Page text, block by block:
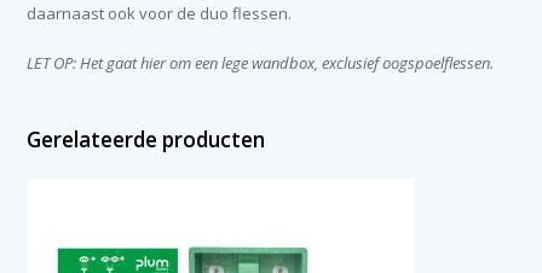
daarnaast ook voor de duo flessen.
LET OP: Het gaat hier om een lege wandbox, exclusief oogspoelflessen.
Gerelateerde producten